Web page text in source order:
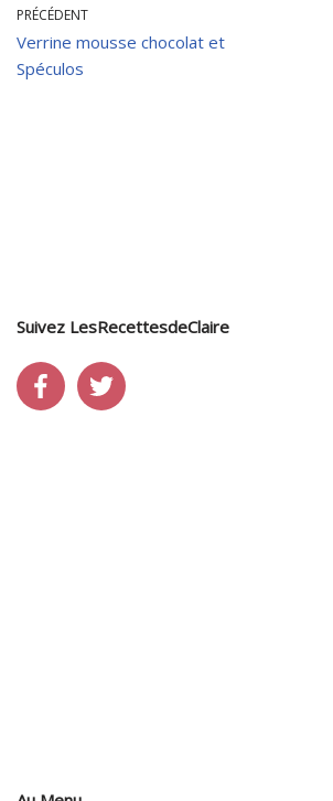
PRÉCÉDENT
Verrine mousse chocolat et
Spéculos
Suivez LesRecettesdeClaire